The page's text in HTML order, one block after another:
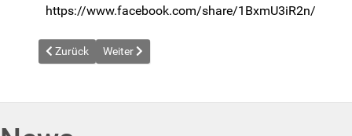
https://www.facebook.com/share/1BxmU3iR2n/
Vorheriger Beitrag: News vom 2026-01-27
Zurück Nächster Beitrag: News vom 2026-02-05
Weiter